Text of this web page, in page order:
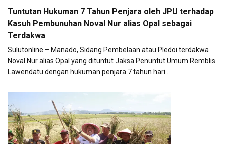
Tuntutan Hukuman 7 Tahun Penjara oleh JPU terhadap
Kasuh Pembunuhan Noval Nur alias Opal sebagai
Terdakwa
Sulutonline – Manado, Sidang Pembelaan atau Pledoi terdakwa
Noval Nur alias Opal yang dituntut Jaksa Penuntut Umum Remblis
Lawendatu dengan hukuman penjara 7 tahun hari…